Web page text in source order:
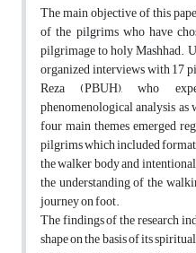
The main objective of this
of the pilgrims who have
pilgrimage to holy Mashhad.
organized interviews with 17
Reza (PBUH), who
phenomenological analysis as
four main themes emerged
pilgrims which included
the walker body and
the understanding of the
journey on foot.
The findings of the research
shape on the basis of its